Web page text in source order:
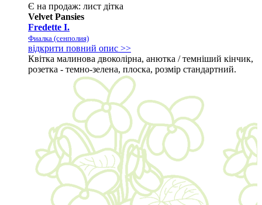
Є на продаж: лист дітка
Velvet Pansies
Fredette I.
Фиалка (сенполия)
відкрити повний опис >>
Квітка малинова двоколірна, анютка / темніший кінчик,
розетка - темно-зелена, плоска, розмір стандартний.